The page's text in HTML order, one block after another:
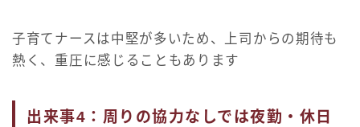
子育てナースは中堅が多いため、上司からの期待も
熱く、重圧に感じることもあります
出来事4：周りの協力なしでは夜勤・休日